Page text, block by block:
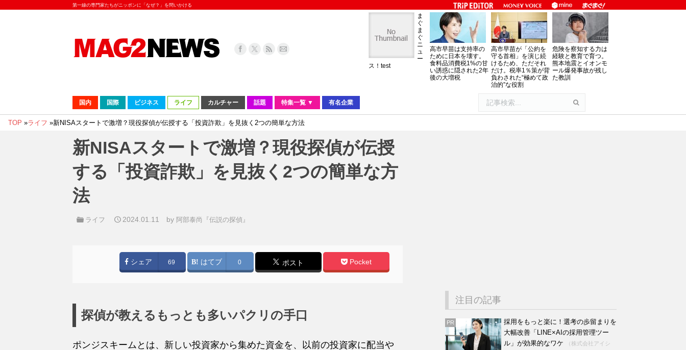
第一線の専門家たちがニッポンに「なぜ？」を問いかける
ま
ぐ
ま
ぐ
ニ
ュ
ー
ス！test
高市早苗は支持率の
ために日本を壊す。
食料品消費税1%の甘
い誘惑に隠された2年
後の大増税
高市早苗が「公約を
守る首相」を演じ続
けるため、ただそれ
だけ。税率1％策が背
負わされた“極めて政
治的”な役割
危険を察知する力は
経験と教育で育つ。
熊本地震とイオンモ
ール爆発事故が残し
た教訓
国内 国際 ビジネス ライフ カルチャー 話題 特集一覧 ▼ 有名企業
TOP »ライフ »新NISAスタートで激増？現役探偵が伝授する「投資詐欺」を見抜く2つの簡単な方法
新NISAスタートで激増？現役探偵が伝授
する「投資詐欺」を見抜く2つの簡単な方
法
ライフ 2024.01.11 by 阿部泰尚『伝説の探偵』
シェア 69 はてブ 0 ポスト Pocket
探偵が教えるもっとも多いパクリの手口
ポンジスキームとは、新しい投資家から集めた資金を、以前の投資家に配当や
注目の記事
PR
採用をもっと楽に！選考の歩留まりを
大幅改善「LINE×AIの採用管理ツー
ル」が効果的なワケ
（株式会社アイシ